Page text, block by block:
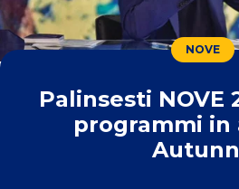
NOVE
Palinsesti NOVE
programmi in